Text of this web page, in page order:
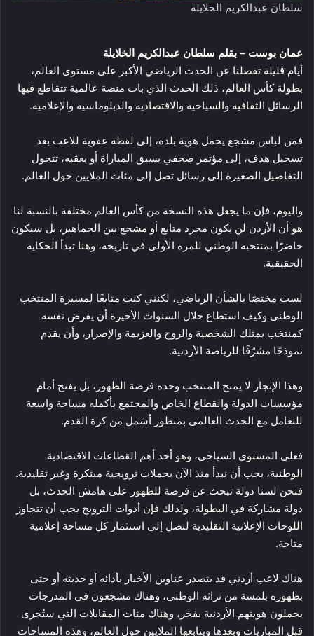
سلطان عبدالكريم الخلايلة
عمان بوست – بقلم سلطان عبدالكريم الخلايلة
أيام قليلة تفصلنا عن الحدث الرياضي الأكبر على مستوى العالم،
بطولة كأس العالم، ذلك الحدث الذي بات منصة عالمية تتقاطع فيها
الرسائل الثقافية والسياحية والاقتصادية والدبلوماسية والإعلامية.
فمن لباس مشجع يحمل هوية بلده، إلى لقطة عفوية للاعب بعد
تسجيل هدف، إلى مؤتمر صحفي يسبق المباراة أو يعقبه، تتحول
التفاصيل الصغيرة إلى رسائل تصل إلى مئات الملايين حول العالم.
واليوم، فإن ما يجعل هذه النسخة من كأس العالم مختلفة بالنسبة لنا
هو أن الأردن لن يكون مجرد متابع أو مشجع بين الجماهير، بل سيكون
حاضرًا بمنتخبه الوطني للمرة الأولى في تاريخه، وهنا تبدأ الحكاية
الحقيقية.
لست مختصًا بالشأن الرياضي، لكنني كنت متابعًا لمسيرة المنتخب
الوطني وكيف استطاع خلال السنوات الأخيرة أن يفرض نفسه
كمنتخب يمتلك الشخصية والروح والعزيمة والإصرار، وأن يقدم
نموذجًا مشرّفًا للرياضة الأردنية.
وهذا الإنجاز لا يمنح المنتخب وحده فرصة الظهور، بل يفتح أمام
مؤسسات الدولة والقطاع الخاص والمجتمع بأكمله مساحة واسعة
للتعامل مع الحدث العالمي بمنظور أشمل من كرة القدم.
فعلى المستوى السياحي، وهو أحد أهم القطاعات الاقتصادية
الوطنية، يجب أن نبدأ منذ الآن بحملات ترويجية مبتكرة وغير تقليدية.
فنحن لسنا دولة تبحث عن فرصة للظهور على هامش الحدث، بل
دولة مشاركة في البطولة، ولذلك فإن أدوات الترويج يجب أن تتجاوز
اللوحات الإعلانية التقليدية لتصل إلى استثمار كل مساحة إعلامية
متاحة.
هناك لاعب أردني قد يتصدر عناوين الأخبار بأدائه أو حديثه أو حتى
بظهوره بلمسة من تراثه الوطني، وهناك مشجعون في المدرجات
يحملون هويتهم الأردنية بفخر، وهناك مئات المقابلات التي ستُجرى
قبل المباريات وبعدها ويتابعها الملايين حول العالم، وهذه المساحات